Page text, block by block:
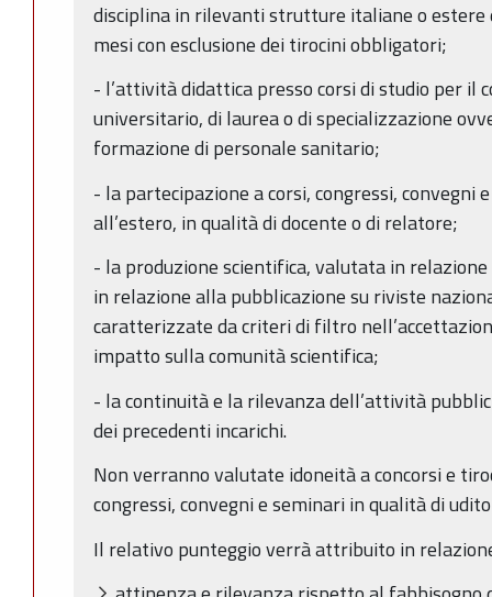
disciplina in rilevanti strutture italiane o
mesi con esclusione dei tirocini obbligatori;
- l’attività didattica presso corsi di studio per il
universitario, di laurea o di specializzazione
formazione di personale sanitario;
- la partecipazione a corsi, congressi,
all’estero, in qualità di docente o di relatore;
- la produzione scientifica, valutata in
in relazione alla pubblicazione su riviste
caratterizzate da criteri di filtro
impatto sulla comunità scientifica;
- la continuità e la rilevanza dell’attività
dei precedenti incarichi.
Non verranno valutate idoneità a concorsi e
congressi, convegni e seminari in qualità di
Il relativo punteggio verrà attribuito in